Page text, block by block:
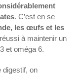
. C’est en se
les œufs et les
à maintenir un
et oméga 6.
digestif, on